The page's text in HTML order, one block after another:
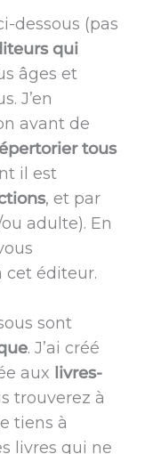
dessous (pas
qui
âges et
J’en
avant de
tous
il est
, et par
adulte). En
cet éditeur.
sont
. J’ai créé
aux livres-
trouverez à
tiens à
livres qui ne